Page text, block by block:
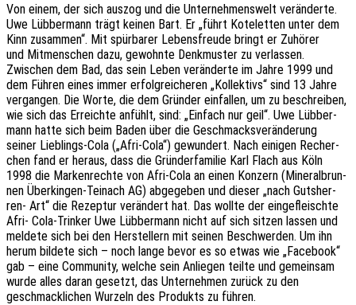
Von einem, der sich auszog und die Unter­neh­mens­welt veränderte.
Uwe Lübber­mann trägt keinen Bart. Er „führt Kote­let­ten unter dem
Kinn zusam­men“. Mit spür­ba­rer Lebens­freu­de bringt er Zuhörer
und Mitmen­schen dazu, gewohn­te Denk­mus­ter zu verlas­sen.
Zwischen dem Bad, das sein Leben verän­der­te im Jahre 1999 und
dem Führen eines immer erfolg­rei­che­ren „Kollek­tivs“ sind 13 Jahre
vergan­gen. Die Worte, die dem Grün­der einfal­len, um zu beschrei­ben,
wie sich das Erreich­te anfühlt, sind: „Einfach nur geil“. Uwe Lübber­
mann hatte sich beim Baden über die Geschmacks­ver­än­de­rung
seiner Lieb­lings-Cola („Afri-Cola“) gewun­dert. Nach eini­gen Recher­
chen fand er heraus, dass die Grün­der­fa­mi­lie Karl Flach aus Köln
1998 die Marken­rech­te von Afri-Cola an einen Konzern (Mine­ral­brun­
nen Über­kin­gen-Tein­ach AG) abge­ge­ben und dieser „nach Guts­her­
ren- Art“ die Rezep­tur verän­dert hat. Das wollte der einge­fleisch­te
Afri- Cola-Trin­ker Uwe Lübber­mann nicht auf sich sitzen lassen und
melde­te sich bei den Herstel­lern mit seinen Beschwer­den. Um ihn
herum bilde­te sich – noch lange bevor es so etwas wie „Face­book“
gab – eine Commu­ni­ty, welche sein Anlie­gen teilte und gemein­sam
wurde alles daran gesetzt, das Unter­neh­men zurück zu den
geschmack­li­chen Wurzeln des Produkts zu führen.